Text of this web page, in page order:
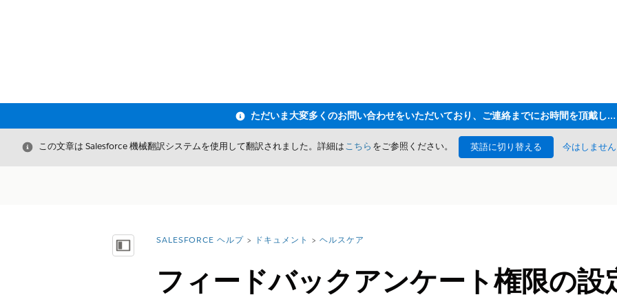
ただいま大変多くのお問い合わせをいただいており、ご連絡までにお時間を頂戴しております
閉じる
この文章は Salesforce 機械翻訳システムを使用して翻訳されました。詳細はこちら をご参照ください。 英語に切り替える 今はしません
目次を表示詳細情報:
SALESFORCE ヘルプ ドキュメント ヘルスケア
フィードバックアンケート権限の設